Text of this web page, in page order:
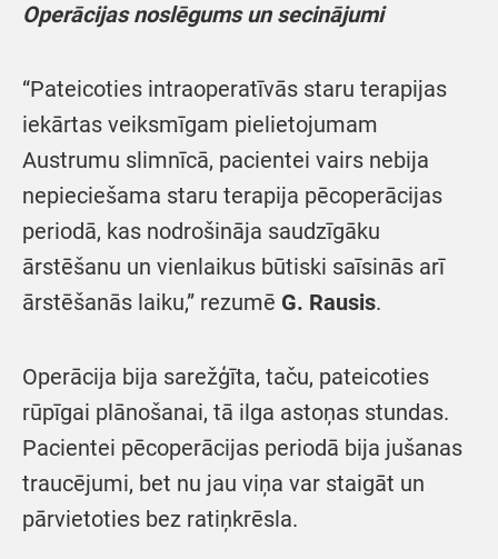
Operācijas noslēgums un secinājumi
“Pateicoties intraoperatīvās staru terapijas
iekārtas veiksmīgam pielietojumam
Austrumu slimnīcā, pacientei vairs nebija
nepieciešama staru terapija pēcoperācijas
periodā, kas nodrošināja saudzīgāku
ārstēšanu un vienlaikus būtiski saīsinās arī
ārstēšanās laiku,” rezumē G. Rausis.
Operācija bija sarežģīta, taču, pateicoties
rūpīgai plānošanai, tā ilga astoņas stundas.
Pacientei pēcoperācijas periodā bija jušanas
traucējumi, bet nu jau viņa var staigāt un
pārvietoties bez ratiņkrēsla.